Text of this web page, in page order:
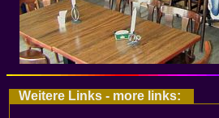
Weitere Links - more links: